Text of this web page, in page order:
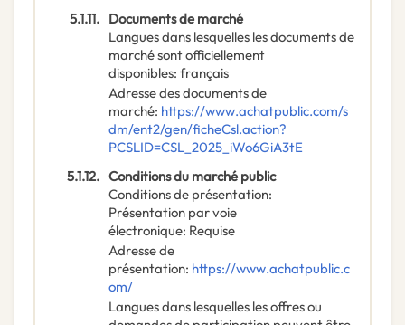
5.1.11. Documents de marché
Langues dans lesquelles les documents de
marché sont officiellement
disponibles: français
Adresse des documents de
marché: https://www.achatpublic.com/s
dm/ent2/gen/ficheCsl.action?
PCSLID=CSL_2025_iWo6GiA3tE
5.1.12. Conditions du marché public
Conditions de présentation:
Présentation par voie
électronique: Requise
Adresse de
présentation: https://www.achatpublic.c
om/
Langues dans lesquelles les offres ou